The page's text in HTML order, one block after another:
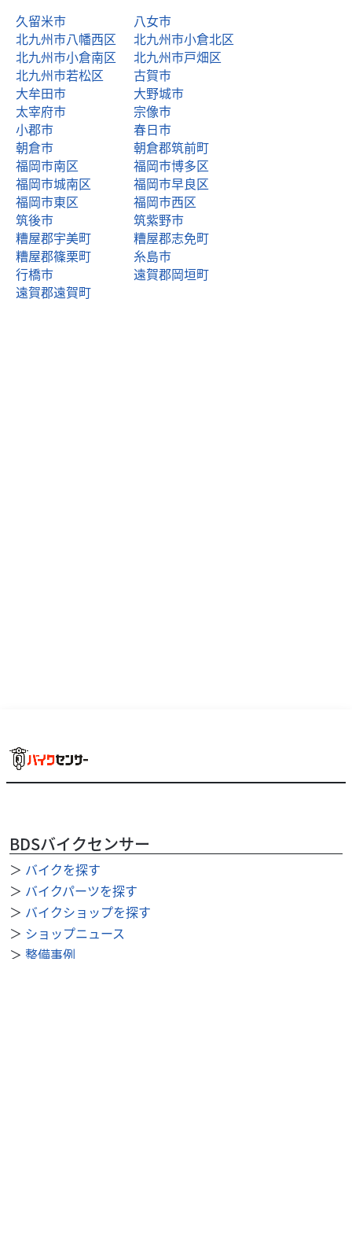
久留米市
八女市
北九州市八幡西区
北九州市小倉北区
北九州市小倉南区
北九州市戸畑区
北九州市若松区
古賀市
大牟田市
大野城市
太宰府市
宗像市
小郡市
春日市
朝倉市
朝倉郡筑前町
福岡市南区
福岡市博多区
福岡市城南区
福岡市早良区
福岡市東区
福岡市西区
筑後市
筑紫野市
糟屋郡宇美町
糟屋郡志免町
糟屋郡篠栗町
糸島市
行橋市
遠賀郡岡垣町
遠賀郡遠賀町
BDSバイクセンサー
＞ バイクを探す
＞ バイクパーツを探す
＞ バイクショップを探す
＞ ショップニュース
＞ 整備事例